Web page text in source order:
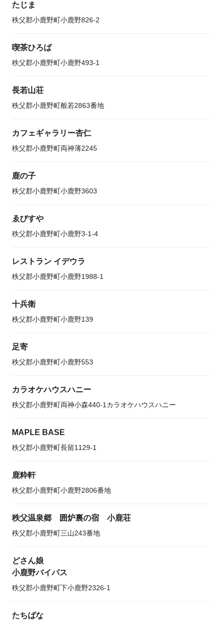
たじま
秩父郡小鹿野町小鹿野826-2
喫茶ひろば
秩父郡小鹿野町小鹿野493-1
長若山荘
秩父郡小鹿野町般若2863番地
カフェギャラリー杏仁
秩父郡小鹿野町両神薄2245
鹿の子
秩父郡小鹿野町小鹿野3603
ゑびすや
秩父郡小鹿野町小鹿野3-1-4
レストラン イデウラ
秩父郡小鹿野町小鹿野1988-1
十兵衛
秩父郡小鹿野町小鹿野139
足寄
秩父郡小鹿野町小鹿野553
カラオケハウスハニー
秩父郡小鹿野町両神小森440-1カラオケハウスハニー
MAPLE BASE
秩父郡小鹿野町長留1129-1
鹿粋軒
秩父郡小鹿野町小鹿野2806番地
秩父温泉郷 囲炉裏の宿 小鹿荘
秩父郡小鹿野町三山243番地
どさん娘
小鹿野バイパス
秩父郡小鹿野町下小鹿野2326-1
たちばな